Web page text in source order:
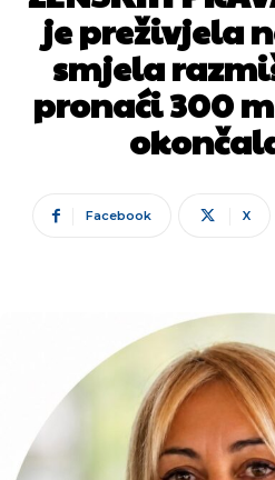
je preživjela
smjela
pronaći 300
Facebook X